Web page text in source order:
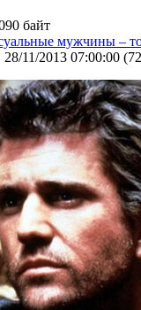
байт
мужчины –
28/11/2013 07:00:00 (